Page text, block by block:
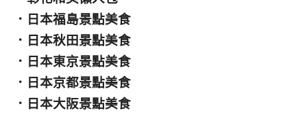
． 日本福島景點美食
． 日本秋田景點美食
． 日本東京景點美食
． 日本京都景點美食
． 日本大阪景點美食